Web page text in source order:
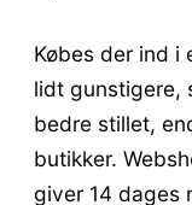
Købes der ind i
lidt gunstigere,
bedre stillet,
butikker.
giver 14 dages